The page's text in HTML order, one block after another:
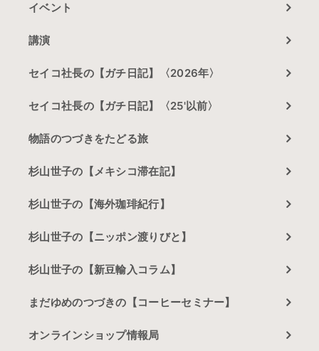
イベント
講演
セイコ社長の【ガチ日記】〈2026年〉
セイコ社長の【ガチ日記】〈25'以前〉
物語のつづきをたどる旅
杉山世子の【メキシコ滞在記】
杉山世子の【海外珈琲紀行】
杉山世子の【ニッポン渡りびと】
杉山世子の【新豆輸入コラム】
まだゆめのつづきの【コーヒーセミナー】
オンラインショップ情報局